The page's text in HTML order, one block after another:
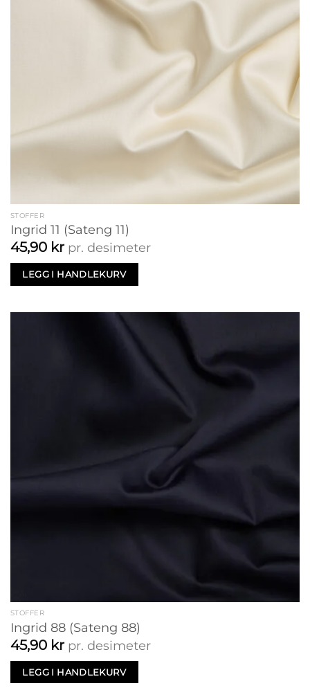
STOFFER
Ingrid 11 (Sateng 11)
45,90 kr pr. desimeter
LEGG I HANDLEKURV
STOFFER
Ingrid 88 (Sateng 88)
45,90 kr pr. desimeter
LEGG I HANDLEKURV